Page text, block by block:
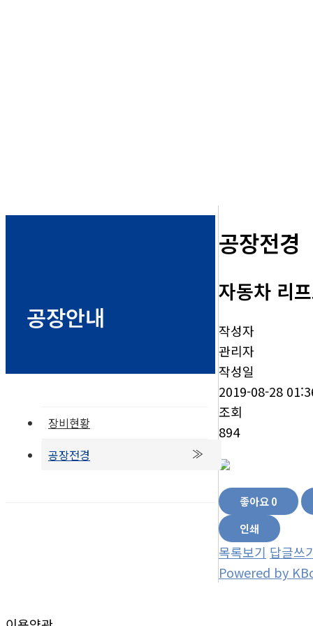
공장안내
장비현황
공장전경
공장전경
자동차 리
작성자
관리자
작성일
2019-08-28
조회
894
좋아요0
인쇄
목록보기 답글쓰
Powered by